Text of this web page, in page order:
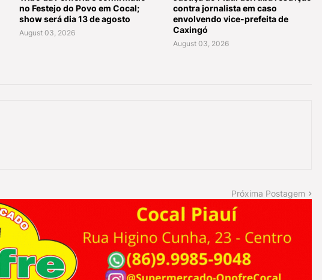
no Festejo do Povo em Cocal;
show será dia 13 de agosto
August 03, 2026
contra jornalista em caso
envolvendo vice-prefeita de
Caxingó
August 03, 2026
Próxima Postagem